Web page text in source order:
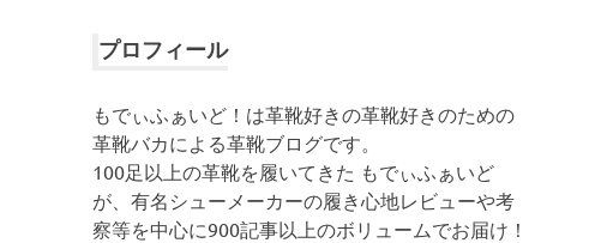
イ
プロフィール
もでぃふぁいど！は革靴好きの革靴好きのための
革靴バカによる革靴ブログです。
100足以上の革靴を履いてきた もでぃふぁいど
が、有名シューメーカーの履き心地レビューや考
察等を中心に900記事以上のボリュームでお届け！